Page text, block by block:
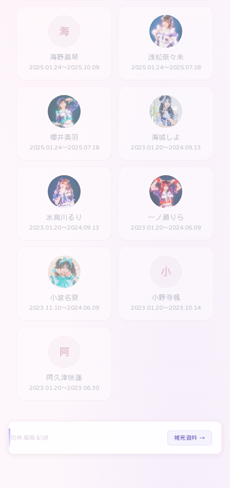
海
海野真琴
2025.01.24～2025.10.09
浅松奈々未
2025.01.24～2025.07.18
櫻井美羽
2025.01.24～2025.07.18
海城しよ
2023.01.20～2024.09.13
水鳥川るり
2023.01.20～2024.09.13
一ノ瀬りら
2023.01.20～2024.06.09
小波名奈
2023.11.10～2024.06.09
小
小野寺楓
2023.01.20～2023.10.14
阿
阿久津咲蓮
2023.01.20～2023.06.30
尚無編輯紀錄 補充資料 →